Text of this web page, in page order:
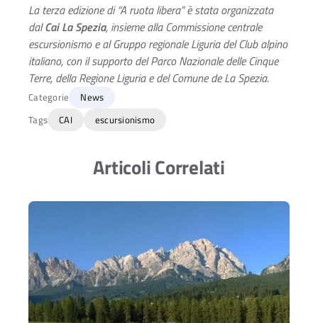
La terza edizione di “A ruota libera” è stata organizzata
dalCai La Spezia, insieme alla Commissione centrale
escursionismo e al Gruppo regionale Liguria del Club alpino
italiano, con il supporto del Parco Nazionale delle Cinque
Terre, della Regione Liguria e del Comune de La Spezia.
Categorie
News
Tags
CAI escursionismo
Articoli Correlati